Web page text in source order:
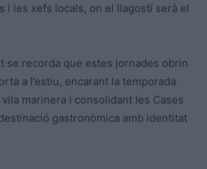
i les xefs locals, on el llagostí serà el
se recorda que estes jornades obrin
a l’estiu, encarant la temporada
marinera i consolidant les Cases
gastronòmica amb identitat